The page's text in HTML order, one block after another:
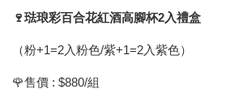
🍷琺琅彩百合花紅酒高腳杯2入禮盒
（粉+1=2入粉色/紫+1=2入紫色）
🌹售價 : $880/組